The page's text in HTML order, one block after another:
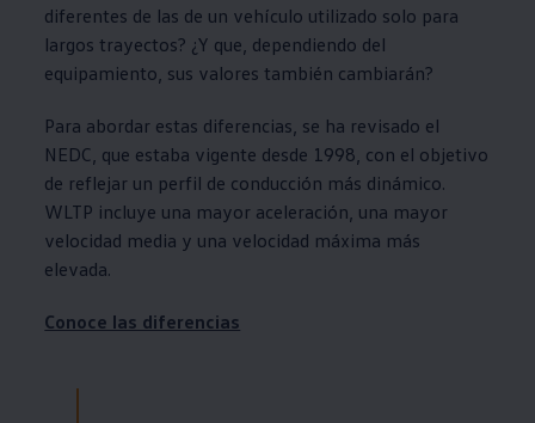
diferentes de las de un vehículo utilizado solo para
largos trayectos? ¿Y que, dependiendo del
equipamiento, sus valores también cambiarán?
Para abordar estas diferencias, se ha revisado el
NEDC, que estaba vigente desde 1998, con el objetivo
de reflejar un perfil de conducción más dinámico.
WLTP incluye una mayor aceleración, una mayor
velocidad media y una velocidad máxima más
elevada.
Conoce las diferencias